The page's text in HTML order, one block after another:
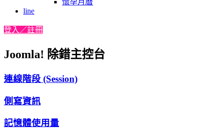
懷孕月曆
line
登入／註冊
Joomla! 除錯主控台
連線階段 (Session)
側寫資訊
記憶體使用量